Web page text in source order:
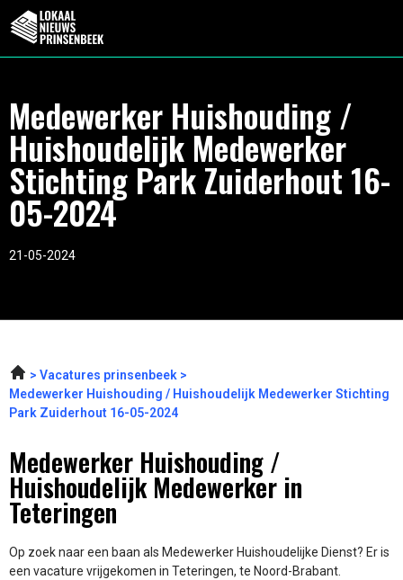
Medewerker Huishouding /
Huishoudelijk Medewerker
Stichting Park Zuiderhout 16-
05-2024
21-05-2024
Vacatures prinsenbeek
Medewerker Huishouding / Huishoudelijk Medewerker Stichting
Park Zuiderhout 16-05-2024
Medewerker Huishouding /
Huishoudelijk Medewerker in
Teteringen
Op zoek naar een baan als Medewerker Huishoudelijke Dienst? Er is
een vacature vrijgekomen in Teteringen, te Noord-Brabant.